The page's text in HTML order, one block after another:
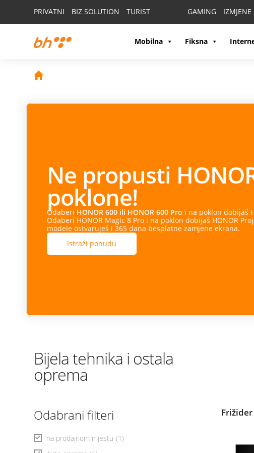
PRIVATNI BIZ SOLUTION TURIST GAMING
Mobilna Fiksna
Ne propusti
poklone!
Odaberi HONOR 600 ili HONOR 600 Pro i na poklon dobijaš
Odaberi HONOR Magic 8 Pro i na poklon dobijaš HONOR
modele ostvaruješ i 365 dana besplatne zamjene ekrana.
Istraži ponudu
Bijela tehnika i ostala
oprema
Odabrani filteri
na prodajnom mjestu (1)
Frižider